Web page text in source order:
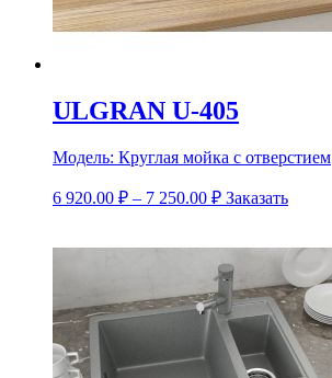
ULGRAN U-405
Модель: Круглая мойка с отверстием
6 920.00 ₽ – 7 250.00 ₽ Заказать